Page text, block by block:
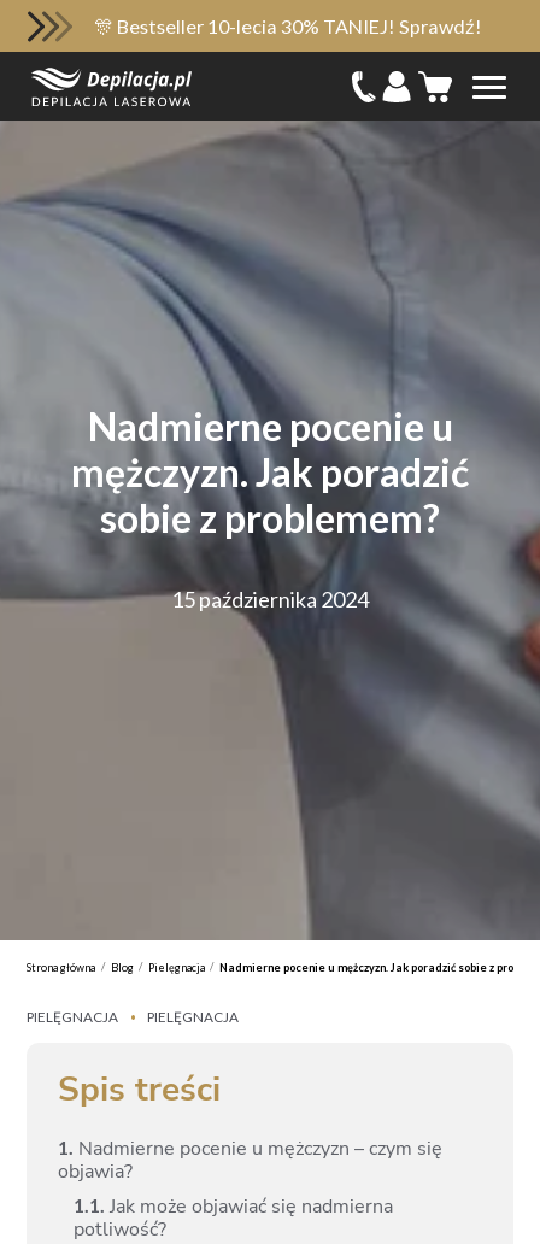
🎊 Bestseller 10-lecia 30% TANIEJ! Sprawdź!
Nadmierne pocenie u
mężczyzn. Jak poradzić
sobie z problemem?
15 października 2024
Strona główna / Blog / Pielęgnacja / Nadmierne pocenie u mężczyzn. Jak poradzić sobie z
PIELĘGNACJA • PIELĘGNACJA
Spis treści
1.
Nadmierne pocenie u mężczyzn – czym się
objawia?
1. 1.
Jak może objawiać się nadmierna
potliwość?